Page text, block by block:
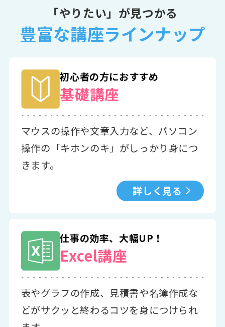
「やりたい」が見つかる
豊富な講座ラインナップ
初心者の方におすすめ
基礎講座
マウスの操作や文章入力など、パソコン
操作の「キホンのキ」がしっかり身につ
きます。
詳しく見る
仕事の効率、大幅UP！
Excel講座
表やグラフの作成、見積書や名簿作成な
どがサクッと終わるコツを身につけられ